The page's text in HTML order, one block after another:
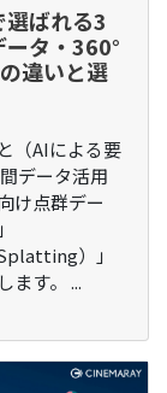
ばれる3
タ・360°
違いと選
（AIによる要
データ活用
け点群デー
）」
ます。 ...